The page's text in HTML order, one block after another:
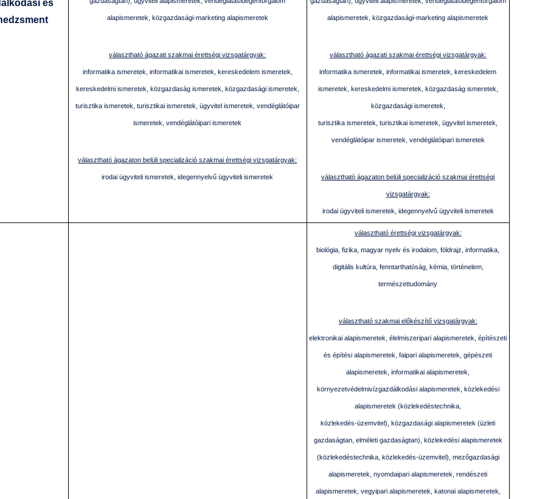
és
alapismeretek, közgazdasági-marketing alapismeretek
választható ágazati szakmai érettségi vizsgatárgyak:
informatika ismeretek, informatikai ismeretek, kereskedelem ismeretek,
kereskedelmi ismeretek, közgazdaság ismeretek, közgazdasági ismeretek,
turisztika ismeretek, turisztikai ismeretek, ügyvitel ismeretek, vendéglátóipar
ismeretek, vendéglátóipari ismeretek
választható ágazaton belüli specializáció szakmai érettségi vizsgatárgyak:
irodai ügyviteli ismeretek, idegennyelvű ügyviteli ismeretek
alapismeretek, közgazdasági-marketing alapismeretek
választható ágazati szakmai érettségi vizsgatárgyak:
informatika ismeretek, informatikai ismeretek, kereskedelem
ismeretek, kereskedelmi ismeretek, közgazdaság ismeretek,
közgazdasági ismeretek,
turisztika ismeretek, turisztikai ismeretek, ügyvitel ismeretek,
vendéglátóipar ismeretek, vendéglátóipari ismeretek
választható ágazaton belüli specializáció szakmai érettségi
vizsgatárgyak:
irodai ügyviteli ismeretek, idegennyelvű ügyviteli ismeretek
választható érettségi vizsgatárgyak:
biológia, fizika, magyar nyelv és irodalom, földrajz, informatika,
digitális kultúra, fenntarthatóság, kémia, történelem,
természettudomány
választható szakmai előkészítő vizsgatárgyak:
elektronikai alapismeretek, élelmiszeripari alapismeretek, építészeti
és építési alapismeretek, faipari alapismeretek, gépészeti
alapismeretek, informatikai alapismeretek,
környezetvédelmivízgazdálkodási alapismeretek, közlekedési
alapismeretek (közlekedéstechnika,
közlekedés-üzemvitel), közgazdasági alapismeretek (üzleti
gazdaságtan, elméleti gazdaságtan), közlekedési alapismeretek
(közlekedéstechnika, közlekedés-üzemvitel), mezőgazdasági
alapismeretek, nyomdaipari alapismeretek, rendészeti
alapismeretek, vegyipari alapismeretek, katonai alapismeretek,